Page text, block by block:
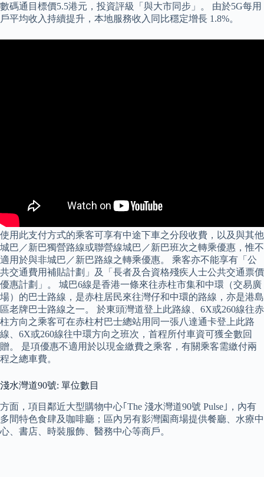
數碼通目標價5.5港元，投資評級「與大市同步」。 由於5G每用
戶平均收入持續提升，本地服務收入同比穩定增長 1.8%。
使用此支付方式的乘客可享有中途下車之分段收費，以及與其他
城巴／新巴獨營路線或聯營線城巴／新巴班次之轉乘優惠，惟不
適用於與非城巴／新巴路線之轉乘優惠。 乘客亦不能享有「公
共交通費用補貼計劃」及「長者及合資格殘疾人士公共交通票價
優惠計劃」。 城巴6線是香港一條來往赤柱市集和中環（交易廣
場）的巴士路線，是赤柱居民來往灣仔和中環的路線，亦是港島
區老牌巴士路線之一。 於東頭灣道登上此路線、6X或260線往赤
柱方向之乘客可在赤柱村巴士總站用同一張八達通卡登上此路
線、6X或260線往中環方向之班次，首程所付車資可獲全數回
贈。 是項優惠不適用於以現金繳費之乘客，有關乘客需繳付兩
程之總車費。
淺水灣道90號: 單位數目
方面，項目鄰近大型購物中心｢The 淺水灣道90號 Pulse｣，內有
多間特色食肆及咖啡廳；區內另有影灣園商場提供餐廳、水療中
心、書店、時裝服飾、醫務中心等商戶。